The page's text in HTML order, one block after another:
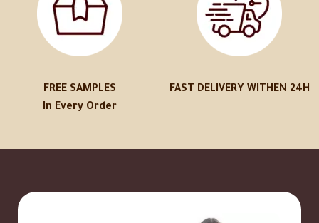
FREE SAMPLES
In Every Order
FAST DELIVERY WITHEN 24H